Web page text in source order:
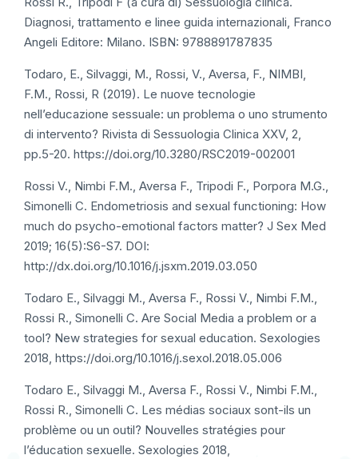
Diagnosi, trattamento e linee guida internazionali, Franco
Angeli Editore: Milano. ISBN: 9788891787835
Todaro, E., Silvaggi, M., Rossi, V., Aversa, F., NIMBI,
F.M., Rossi, R (2019). Le nuove tecnologie
nell’educazione sessuale: un problema o uno strumento
di intervento? Rivista di Sessuologia Clinica XXV, 2,
pp.5-20. https://doi.org/10.3280/RSC2019-002001
Rossi V., Nimbi F.M., Aversa F., Tripodi F., Porpora M.G.,
Simonelli C. Endometriosis and sexual functioning: How
much do psycho-emotional factors matter? J Sex Med
2019; 16(5):S6-S7. DOI:
http://dx.doi.org/10.1016/j.jsxm.2019.03.050
Todaro E., Silvaggi M., Aversa F., Rossi V., Nimbi F.M.,
Rossi R., Simonelli C. Are Social Media a problem or a
tool? New strategies for sexual education. Sexologies
2018, https://doi.org/10.1016/j.sexol.2018.05.006
Todaro E., Silvaggi M., Aversa F., Rossi V., Nimbi F.M.,
Rossi R., Simonelli C. Les médias sociaux sont-ils un
problème ou un outil? Nouvelles stratégies pour
l’éducation sexuelle. Sexologies 2018,